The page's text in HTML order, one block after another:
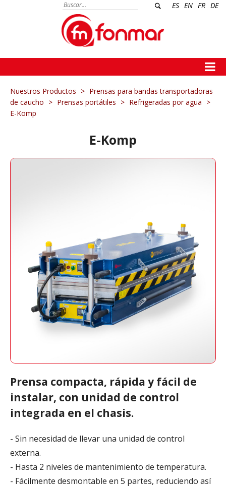
ES EN FR DE
Nuestros Productos > Prensas para bandas transportadoras
de caucho > Prensas portátiles > Refrigeradas por agua >
E-Komp
E-Komp
Prensa compacta, rápida y fácil de
instalar, con unidad de control
integrada en el chasis.
- Sin necesidad de llevar una unidad de control
externa.
- Hasta 2 niveles de mantenimiento de temperatura.
- Fácilmente desmontable en 5 partes, reduciendo así